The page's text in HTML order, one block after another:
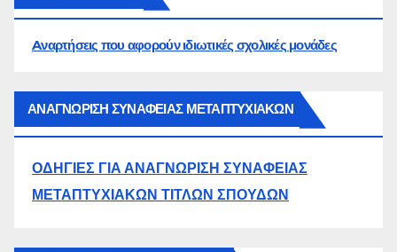
Aναρτήσεις που αφορούν ιδιωτικές σχολικές μονάδες
ΑΝΑΓΝΩΡΙΣΗ ΣΥΝΑΦΕΙΑΣ ΜΕΤΑΠΤΥΧΙΑΚΩΝ
ΟΔΗΓΙΕΣ ΓΙΑ ΑΝΑΓΝΩΡΙΣΗ ΣΥΝΑΦΕΙΑΣ
ΜΕΤΑΠΤΥΧΙΑΚΩΝ ΤΙΤΛΩΝ ΣΠΟΥΔΩΝ